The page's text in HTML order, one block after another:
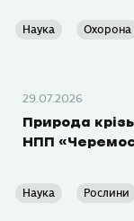
Наука Охорона
29.07.2026
Природа
НПП
Наука Рослини